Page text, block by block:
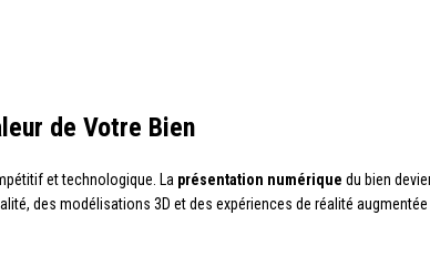
de Votre Bien
et technologique. La présentation numérique du bien
des modélisations 3D et des expériences de réalité